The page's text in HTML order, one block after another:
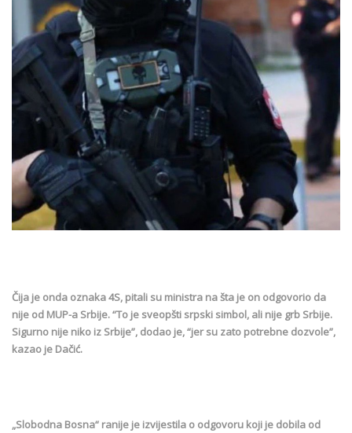
Čija je onda oznaka 4S, pitali su ministra na šta je on odgovorio da
nije od MUP-a Srbije. “To je sveopšti srpski simbol, ali nije grb Srbije.
Sigurno nije niko iz Srbije”, dodao je, “jer su zato potrebne dozvole”,
kazao je Dačić.
„Slobodna Bosna“ ranije je izvijestila o odgovoru koji je dobila od